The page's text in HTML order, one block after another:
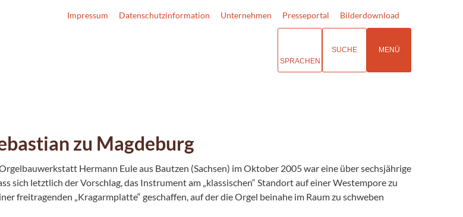
Impressum Datenschutzinformation Unternehmen Presseportal Bilderdownload
SPRACHEN
SUCHE MENÜ
zu Magdeburg
Hermann Eule aus Bautzen (Sachsen) im Oktober 2005 war eine über sechsjährige
sich letztlich der Vorschlag, das Instrument am „klassischen“ Standort auf einer Westempore zu
freitragenden „Kragarmplatte“ geschaffen, auf der die Orgel beinahe im Raum zu schweben